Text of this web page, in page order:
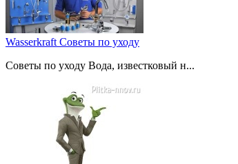
Wasserkraft Советы по уходу
Советы по уходу Вода, известковый н...